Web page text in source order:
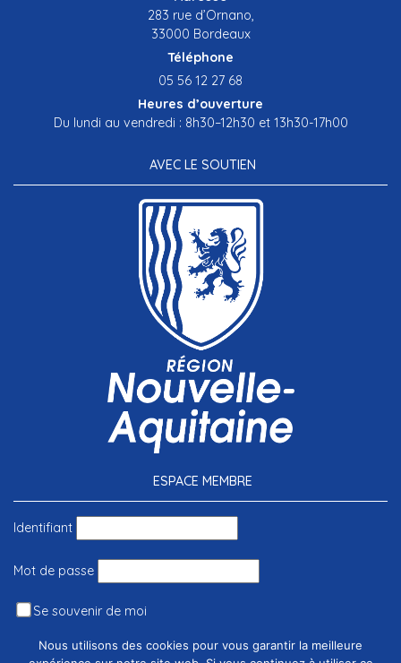
283 rue d’Ornano,
33000 Bordeaux
Téléphone
05 56 12 27 68
Heures d’ouverture
Du lundi au vendredi : 8h30–12h30 et 13h30-17h00
AVEC LE SOUTIEN
ESPACE MEMBRE
Identifiant
Mot de passe
Se souvenir de moi
Nous utilisons des cookies pour vous garantir la meilleure